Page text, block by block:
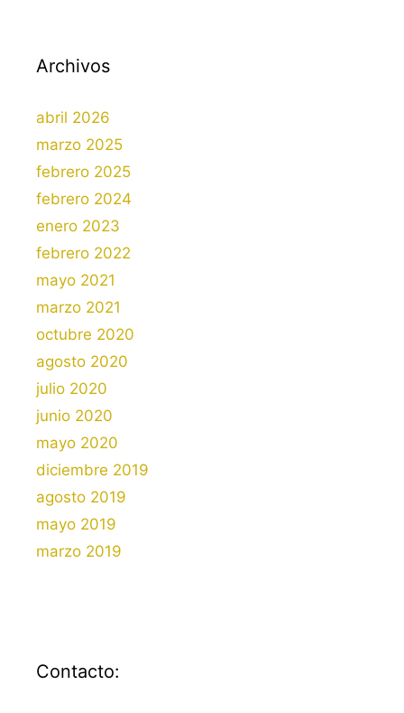
Archivos
abril 2026
marzo 2025
febrero 2025
febrero 2024
enero 2023
febrero 2022
mayo 2021
marzo 2021
octubre 2020
agosto 2020
julio 2020
junio 2020
mayo 2020
diciembre 2019
agosto 2019
mayo 2019
marzo 2019
Contacto: